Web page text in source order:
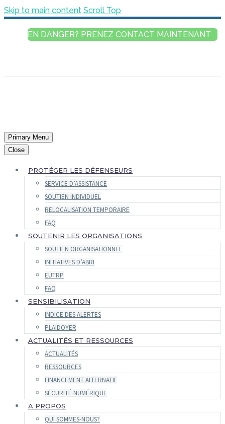
Skip to main content Scroll Top
EN DANGER? PRENEZ CONTACT MAINTENANT
Primary Menu
Close
PROTÉGER LES DÉFENSEURS
SERVICE D’ASSISTANCE
SOUTIEN INDIVIDUEL
RELOCALISATION TEMPORAIRE
FAQ
SOUTENIR LES ORGANISATIONS
SOUTIEN ORGANISATIONNEL
INITIATIVES D’ABRI
EUTRP
FAQ
SENSIBILISATION
INDICE DES ALERTES
PLAIDOYER
ACTUALITÉS ET RESSOURCES
ACTUALITÉS
RESSOURCES
FINANCEMENT ALTERNATIF
SÉCURITÉ NUMÉRIQUE
A PROPOS
QUI SOMMES-NOUS?